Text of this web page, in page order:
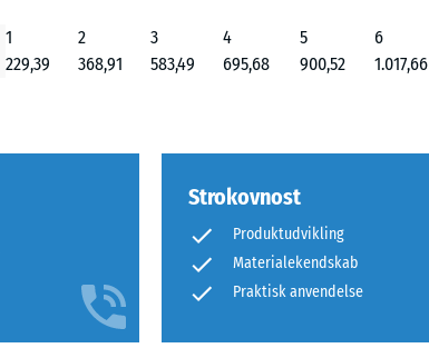
1 2 3 4 5 6
229,39 368,91 583,49 695,68 900,52 1.017,66
Strokovnost
Produktudvikling
Materialekendskab
Praktisk anvendelse